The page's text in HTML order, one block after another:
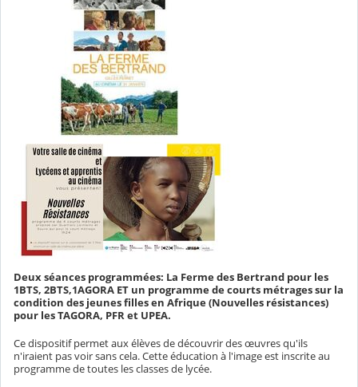
Deux séances programmées: La Ferme des Bertrand pour les
1BTS, 2BTS,1AGORA ET un programme de courts métrages sur la
condition des jeunes filles en Afrique (Nouvelles résistances)
pour les TAGORA, PFR et UPEA.
Ce dispositif permet aux élèves de découvrir des œuvres qu'ils
n'iraient pas voir sans cela. Cette éducation à l'image est inscrite au
programme de toutes les classes de lycée.